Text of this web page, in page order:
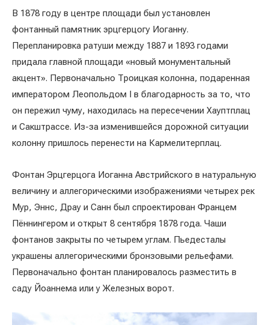
В 1878 году в центре площади был установлен
фонтанный памятник эрцгерцогу Иоганну.
Перепланировка ратуши между 1887 и 1893 годами
придала главной площади «новый монументальный
акцент». Первоначально Троицкая колонна, подаренная
императором Леопольдом I в благодарность за то, что
он пережил чуму, находилась на пересечении Хауптплац
и Сакштрассе. Из-за изменившейся дорожной ситуации
колонну пришлось перенести на Кармелитерплац.
Фонтан Эрцгерцога Иоганна Австрийского в натуральную
величину и аллегорическими изображениями четырех рек
Мур, Эннс, Драу и Санн был спроектирован Францем
Пённингером и открыт 8 сентября 1878 года. Чаши
фонтанов закрыты по четырем углам. Пьедесталы
украшены аллегорическими бронзовыми рельефами.
Первоначально фонтан планировалось разместить в
саду Йоаннема или у Железных ворот.